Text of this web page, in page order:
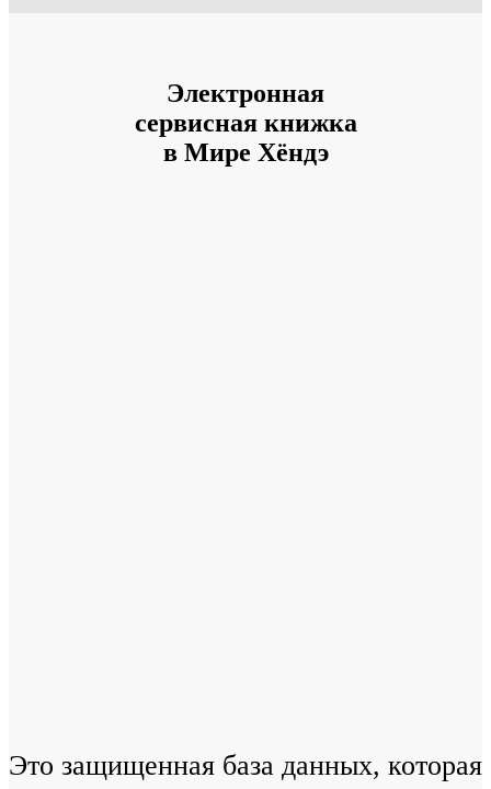
Электронная
сервисная книжка
в Мире Хёндэ
Это защищенная база данных, которая